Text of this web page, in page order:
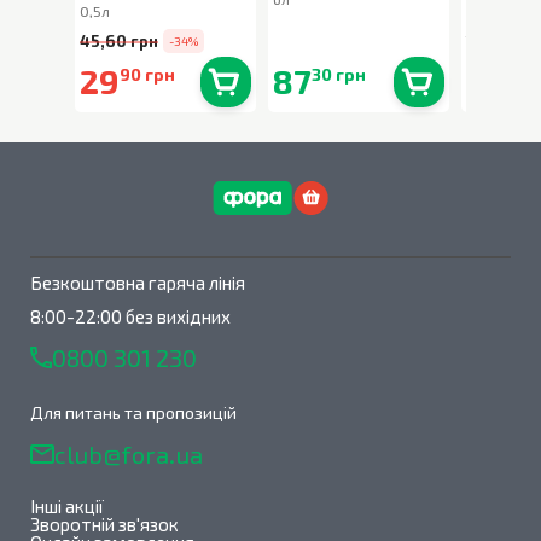
0,5л
45,60 грн -34%
2990 грн 8730 грн
Безкоштовна гаряча лінія
8:00-22:00 без вихідних
0800 301 230
Для питань та пропозицій
club@fora.ua
Інші акції
Зворотній зв'язок